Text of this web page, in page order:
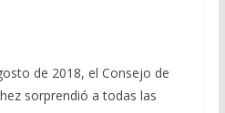
de 2018, el Consejo de
sorprendió a todas las